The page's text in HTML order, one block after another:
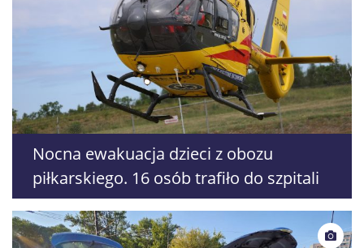
Nocna ewakuacja dzieci z obozu
piłkarskiego. 16 osób trafiło do szpitali